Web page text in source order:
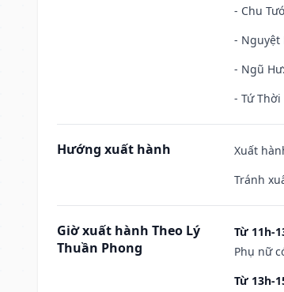
- Chu
- Nguyệt
- Ngũ
- Tứ
Hướng xuất hành
Xuất
Tránh
Giờ xuất hành Theo Lý
Thuần Phong
Từ 11h-
Phụ nữ
Từ 13h-